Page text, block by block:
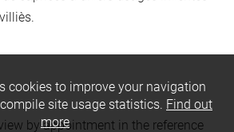
by appointment in the reference
cookies to improve your navigation
site usage statistics. Find out
more